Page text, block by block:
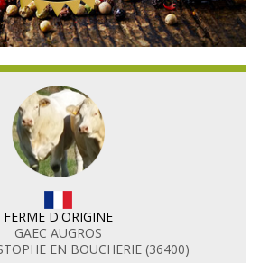
FERME D'ORIGINE
GAEC AUGROS
EN BOUCHERIE (36400)